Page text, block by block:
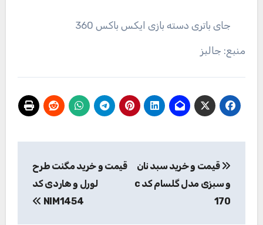
جای باتری دسته بازی ایکس باکس 360
منبع: جالبز
نوشته
قیمت و خرید سبد نان
و سبزی مدل گلسام کد c
170
قیمت و خرید مگنت طرح
لورل و هاردی کد
NIM1454